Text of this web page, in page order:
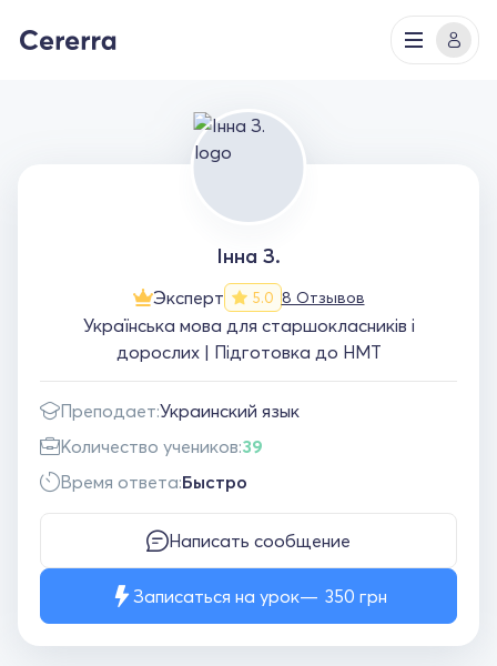
Інна З.
Эксперт 5.0 8 Отзывов
Українська мова для старшокласників і
дорослих | Підготовка до НМТ
Преподает:Украинский язык
Количество учеников:39
Время ответа:Быстро
Написать сообщение
Записаться на урок 350 грн